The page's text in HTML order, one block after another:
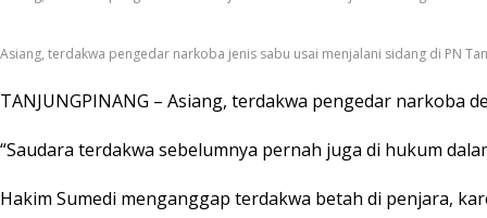
Asiang, terdakwa pengedar narkoba jenis sabu usai menjalani sidang di PN
TANJUNGPINANG – Asiang, terdakwa pengedar
“Saudara terdakwa sebelumnya pernah juga di hukum
Hakim Sumedi menganggap terdakwa betah di penjara,